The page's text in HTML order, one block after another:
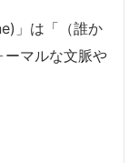
」は「（誰か
ーマルな文脈や